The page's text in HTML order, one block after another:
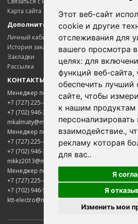
Этот веб-сайт
cookie и другие
отслеживания для
вашего просмотра
целях: для
функций веб-сайта,
обеспечить лучший
сайте, чтобы
к нашим продуктам
взаимодействие.,
рекламу которая
для вас..
Я
Я
Изменить мои
Карта сайта
Дополнительно
Личный кабинет
История заказов
Закладки
Рассылка
КОНТАКТЫ
Менеджер по цветному металлопрокату
+7 (727) 225-45-65
+7 (702) 946-20-02
mkalmaty@mail.ru
Менеджер по электротехнической
+7 (727) 225-45-85
+7 (702) 946-33-00
mkkz2013@mail.ru
Менеджер по нержавеющему
+7 (727) 225-45-75
+7 (702) 946-50-05
ktt-electro@mail.ru